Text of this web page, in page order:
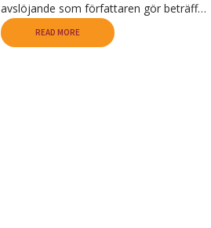
avslöjande som författaren gör beträff…
READ MORE